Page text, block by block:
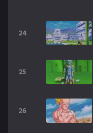
24
25
26